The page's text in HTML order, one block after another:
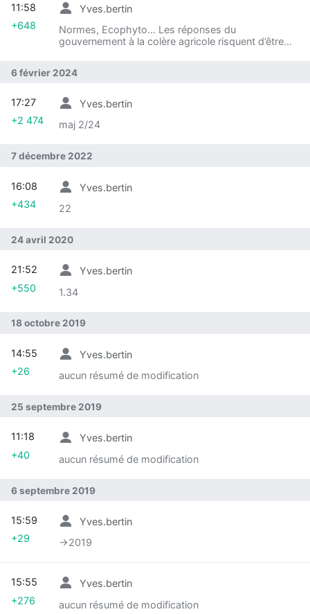
Yves.bertin
Normes, Ecophyto… Les réponses du
gouvernement à la colère agricole risquent d’être
remise en question de nos politiques alimentaires et
l’exécutif ne font que préparer la prochaine « crise »
agricole, regrette, dans cette tribune à « l’Obs », un
groupe de chercheurs du CNRS et de l’Institut
11:58
+648
6 février 2024
Yves.bertin
maj 2/24
17:27
+2 474
7 décembre 2022
Yves.bertin
22
16:08
+434
24 avril 2020
Yves.bertin
1.34
21:52
+550
18 octobre 2019
Yves.bertin
aucun résumé de modification
14:55
+26
25 septembre 2019
Yves.bertin
aucun résumé de modification
11:18
+40
6 septembre 2019
Yves.bertin
→‎2019
15:59
+29
Yves.bertin
aucun résumé de modification
15:55
+276